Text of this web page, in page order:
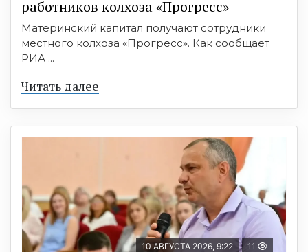
работников колхоза «Прогресс»
Материнский капитал получают сотрудники
местного колхоза «Прогресс». Как сообщает
РИА ...
Читать далее
10 АВГУСТА 2026, 9:22 11